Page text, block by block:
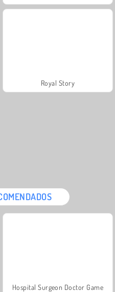
Royal Story
Hospital Surgeon Doctor Game